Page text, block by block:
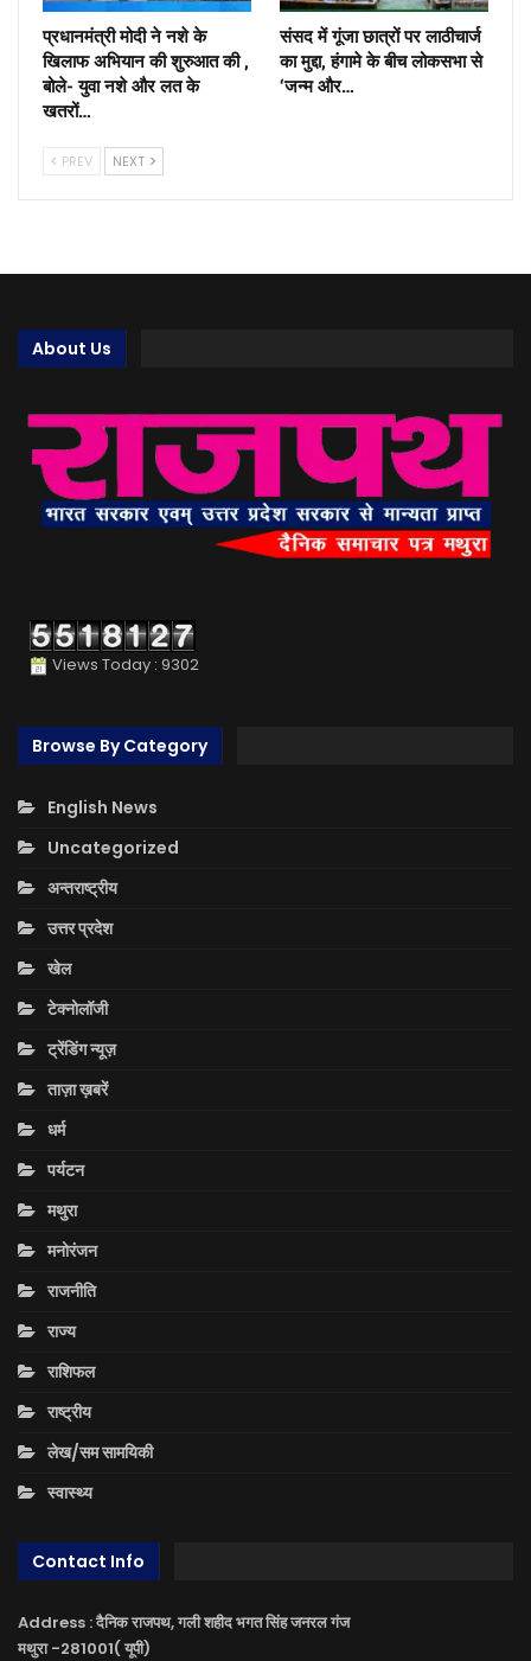
प्रधानमंत्री मोदी ने नशे के
खिलाफ अभियान की शुरुआत की ,
बोले- युवा नशे और लत के
खतरों…
संसद में गूंजा छात्रों पर लाठीचार्ज
का मुद्दा, हंगामे के बीच लोकसभा से
‘जन्म और…
PREV NEXT
About Us
Views Today : 9302
Browse By Category
English News
Uncategorized
अन्तराष्ट्रीय
उत्तर प्रदेश
खेल
टेक्नोलॉजी
ट्रेंडिंग न्यूज़
ताज़ा ख़बरें
धर्म
पर्यटन
मथुरा
मनोरंजन
राजनीति
राज्य
राशिफल
राष्ट्रीय
लेख/सम सामयिकी
स्वास्थ्य
Contact Info
Address : दैनिक राजपथ, गली शहीद भगत सिंह जनरल गंज
मथुरा -281001( यूपी)